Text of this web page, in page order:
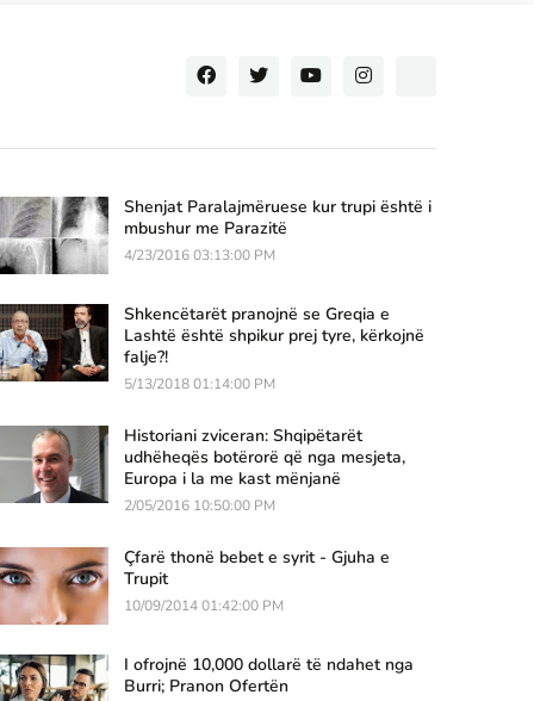
Shenjat Paralajmëruese kur trupi është i
mbushur me Parazitë
4/23/2016 03:13:00 PM
Shkencëtarët pranojnë se Greqia e
Lashtë është shpikur prej tyre, kërkojnë
falje?!
5/13/2018 01:14:00 PM
Historiani zviceran: Shqipëtarët
udhëheqës botërorë që nga mesjeta,
Europa i la me kast mënjanë
2/05/2016 10:50:00 PM
Çfarë thonë bebet e syrit - Gjuha e
Trupit
10/09/2014 01:42:00 PM
I ofrojnë 10,000 dollarë të ndahet nga
Burri; Pranon Ofertën